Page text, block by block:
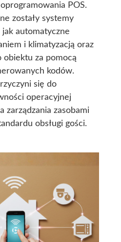
POS.
zostały systemy
automatyczne
i klimatyzacją oraz
obiektu za pomocą
kodów.
się do
operacyjnej
zarządzania zasobami
obsługi gości.